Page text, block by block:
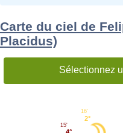
Carte du ciel de
Placidus)
Sélectionnez
2°
16'
4°
15'